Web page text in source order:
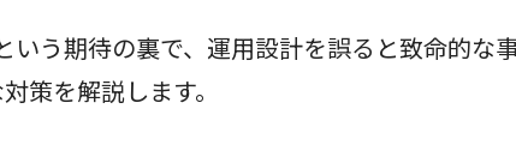
いう期待の裏で、運用設計を誤ると致命的
策を解説します。